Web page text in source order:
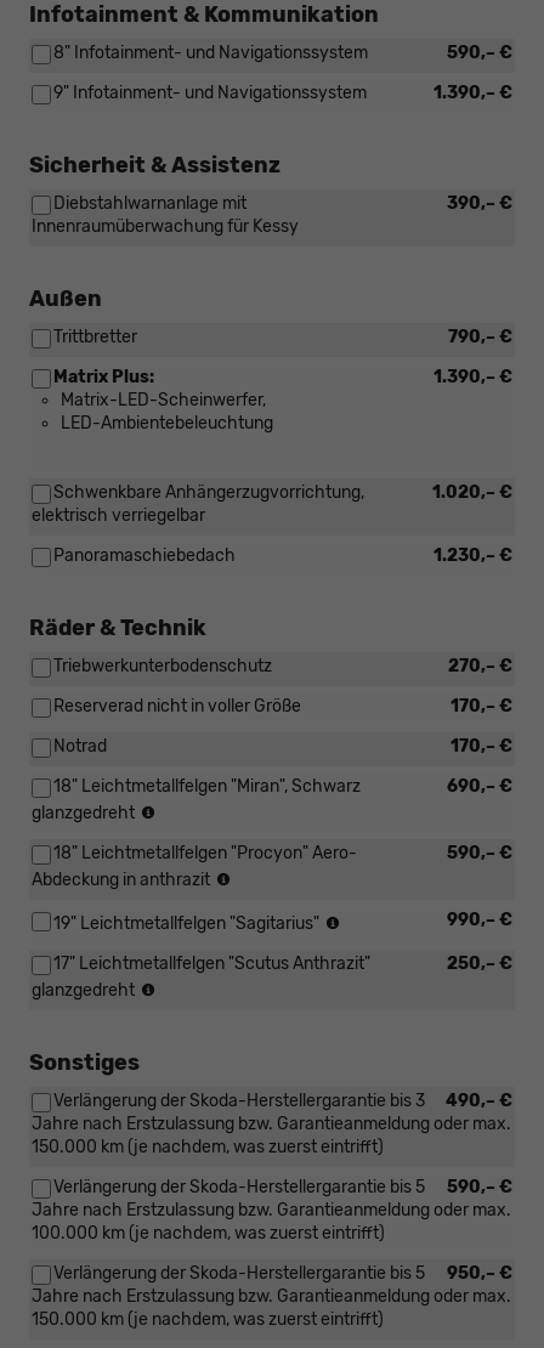
und
nicht
Infotainment & Kommunikation
590,– €
8" Infotainment- und Navigationssystem
1.390,– €
9" Infotainment- und Navigationssystem
Sicherheit & Assistenz
390,– €
Diebstahlwarnanlage mit
Innenraumüberwachung für Kessy
Außen
790,– €
Trittbretter
1.390,– €
Matrix Plus:
Matrix-LED-Scheinwerfer,
LED-Ambientebeleuchtung
1.020,– €
Schwenkbare Anhängerzugvorrichtung,
elektrisch verriegelbar
1.230,– €
Panoramaschiebedach
Räder & Technik
270,– €
Triebwerkunterbodenschutz
170,– €
Reserverad nicht in voller Größe
170,– €
Notrad
690,– €
18" Leichtmetallfelgen "Miran", Schwarz
glanzgedreht
R18
(4x2),
R18
590,– €
18" Leichtmetallfelgen "Procyon" Aero-
Abdeckung in anthrazit
R18
225/50
990,– €
19" Leichtmetallfelgen "Sagitarius"
R19
250,– €
17" Leichtmetallfelgen "Scutus Anthrazit"
glanzgedreht
R17
(4x4)
Sonstiges
490,– €
Verlängerung der Skoda-Herstellergarantie bis 3
Jahre nach Erstzulassung bzw. Garantieanmeldung oder max.
150.000 km (je nachdem, was zuerst eintrifft)
590,– €
Verlängerung der Skoda-Herstellergarantie bis 5
Jahre nach Erstzulassung bzw. Garantieanmeldung oder max.
100.000 km (je nachdem, was zuerst eintrifft)
950,– €
Verlängerung der Skoda-Herstellergarantie bis 5
Jahre nach Erstzulassung bzw. Garantieanmeldung oder max.
150.000 km (je nachdem, was zuerst eintrifft)